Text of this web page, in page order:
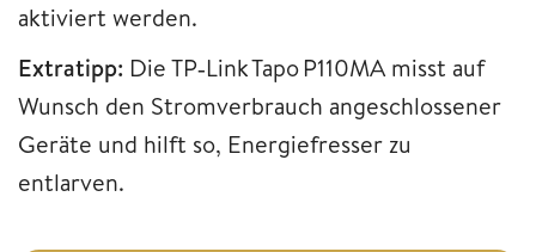
aktiviert werden.
Extratipp: Die TP‑Link Tapo P110MA misst auf
Wunsch den Stromverbrauch angeschlossener
Geräte und hilft so, Energiefresser zu
entlarven.